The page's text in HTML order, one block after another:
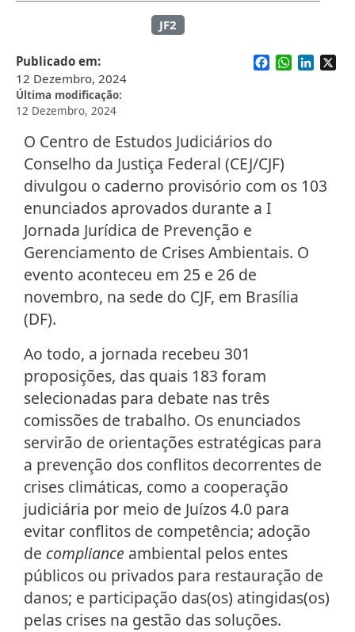
JF2
Publicado em
12 Dezembro, 2024
Última modificação
12 Dezembro, 2024
Facebook
WhatsApp
O Centro de Estudos Judiciários do
Conselho da Justiça Federal (CEJ/CJF)
divulgou o caderno provisório com os 103
enunciados aprovados durante a I
Jornada Jurídica de Prevenção e
Gerenciamento de Crises Ambientais. O
evento aconteceu em 25 e 26 de
novembro, na sede do CJF, em Brasília
(DF).
Ao todo, a jornada recebeu 301
proposições, das quais 183 foram
selecionadas para debate nas três
comissões de trabalho. Os enunciados
servirão de orientações estratégicas para
a prevenção dos conflitos decorrentes de
crises climáticas, como a cooperação
judiciária por meio de Juízos 4.0 para
evitar conflitos de competência; adoção
de compliance ambiental pelos entes
públicos ou privados para restauração de
danos; e participação das(os) atingidas(os)
pelas crises na gestão das soluções.